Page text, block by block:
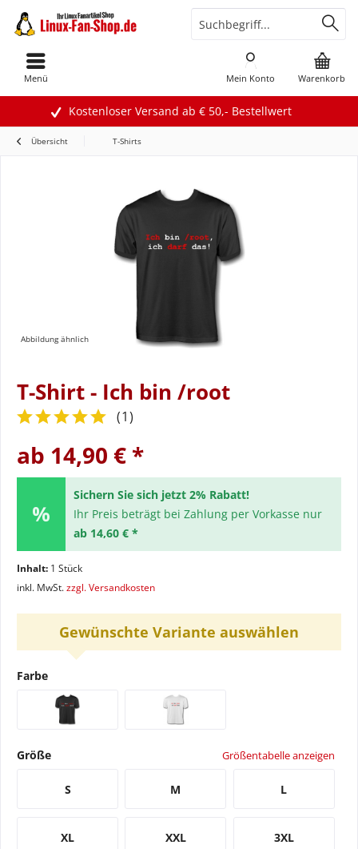
Kostenloser Versand ab € 50,- Bestellwert
Warenkorb
Mein Konto
Menü
Übersicht T-Shirts
Abbildung ähnlich
T-Shirt - Ich bin /root
(1)
ab 14,90 € *
Sichern Sie sich jetzt 2% Rabatt!
Ihr Preis beträgt bei Zahlung per Vorkasse nur
ab 14,60 € *
Inhalt: 1 Stück
inkl. MwSt.zzgl. Versandkosten
Gewünschte Variante auswählen
Farbe
Größe Größentabelle anzeigen
S M L
XL XXL 3XL